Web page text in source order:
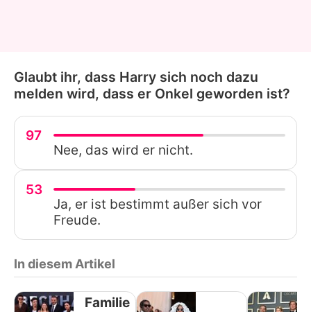
Glaubt ihr, dass Harry sich noch dazu
melden wird, dass er Onkel geworden ist?
97
Nee, das wird er nicht.
53
Ja, er ist bestimmt außer sich vor
Freude.
In diesem Artikel
Familie